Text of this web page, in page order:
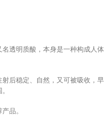
透明质酸，本身是一种构成人体
后稳定、自然，又可被吸收，早
品。